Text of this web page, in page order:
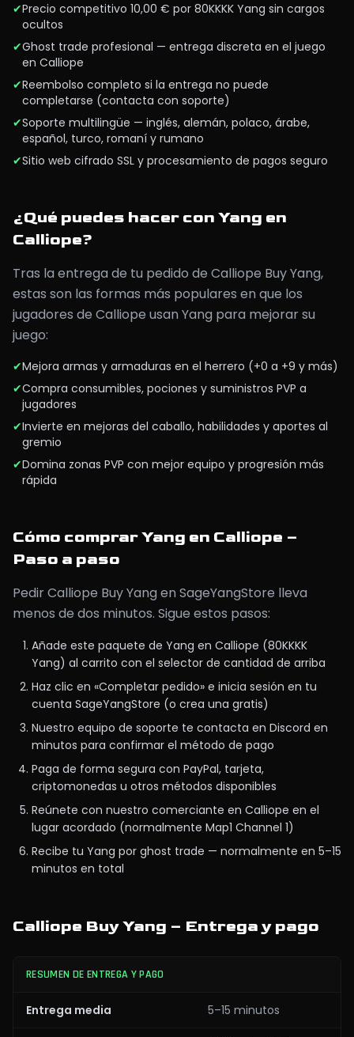
✔Precio competitivo 10,00 € por 80KKKK Yang sin cargos
ocultos
✔Ghost trade profesional — entrega discreta en el juego
en Calliope
✔Reembolso completo si la entrega no puede
completarse (contacta con soporte)
✔Soporte multilingüe — inglés, alemán, polaco, árabe,
español, turco, romaní y rumano
✔Sitio web cifrado SSL y procesamiento de pagos seguro
¿Qué puedes hacer con Yang en
Calliope?
Tras la entrega de tu pedido de Calliope Buy Yang,
estas son las formas más populares en que los
jugadores de Calliope usan Yang para mejorar su
juego:
✔Mejora armas y armaduras en el herrero (+0 a +9 y más)
✔Compra consumibles, pociones y suministros PVP a
jugadores
✔Invierte en mejoras del caballo, habilidades y aportes al
gremio
✔Domina zonas PVP con mejor equipo y progresión más
rápida
Cómo comprar Yang en Calliope –
Paso a paso
Pedir Calliope Buy Yang en SageYangStore lleva
menos de dos minutos. Sigue estos pasos:
Añade este paquete de Yang en Calliope (80KKKK
Yang) al carrito con el selector de cantidad de arriba
Haz clic en «Completar pedido» e inicia sesión en tu
cuenta SageYangStore (o crea una gratis)
Nuestro equipo de soporte te contacta en Discord en
minutos para confirmar el método de pago
Paga de forma segura con PayPal, tarjeta,
criptomonedas u otros métodos disponibles
Reúnete con nuestro comerciante en Calliope en el
lugar acordado (normalmente Map1 Channel 1)
Recibe tu Yang por ghost trade — normalmente en 5–15
minutos en total
Calliope Buy Yang – Entrega y pago
RESUMEN DE ENTREGA Y PAGO
Entrega media 5–15 minutos